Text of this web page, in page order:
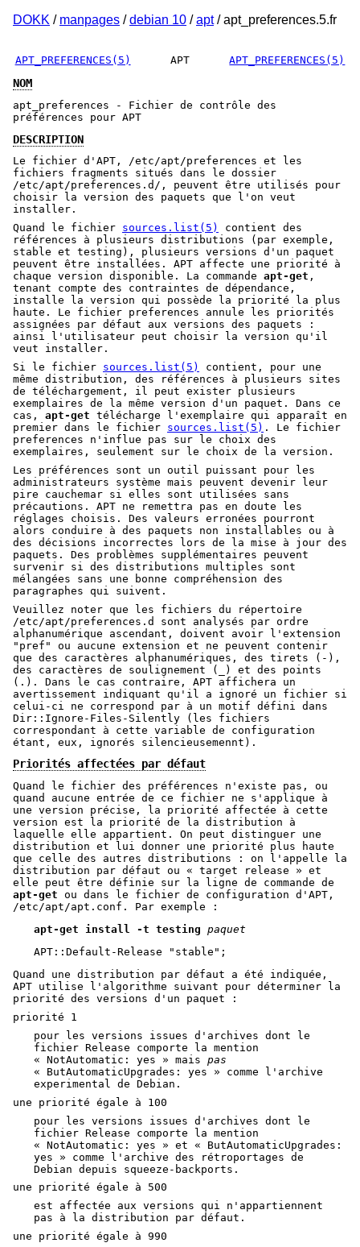
DOKK / manpages /debian 10 /apt/ apt_preferences.5.fr
APT_PREFERENCES(5) APT APT_PREFERENCES(5)
NOM
apt_preferences - Fichier de contrôle des
préférences pour APT
DESCRIPTION
Le fichier d'APT, /etc/apt/preferences et les
fichiers fragments situés dans le dossier
/etc/apt/preferences.d/, peuvent être utilisés pour
choisir la version des paquets que l'on veut
installer.
Quand le fichier sources.list(5)
contient des
références à plusieurs distributions (par exemple,
stable et testing), plusieurs versions d'un paquet
peuvent être installées. APT affecte une priorité à
chaque version disponible. La commande apt-get ,
tenant compte des contraintes de dépendance,
installe la version qui possède la priorité la plus
haute. Le fichier preferences annule les priorités
assignées par défaut aux versions des paquets :
ainsi l'utilisateur peut choisir la version qu'il
veut installer.
Si le fichier sources.list(5)
contient, pour une
même distribution, des références à plusieurs sites
de téléchargement, il peut exister plusieurs
exemplaires de la même version d'un paquet. Dans ce
cas, apt-get télécharge l'exemplaire qui apparaît en
premier dans le fichier sources.list(5) . Le fichier
preferences n'influe pas sur le choix des
exemplaires, seulement sur le choix de la version.
Les préférences sont un outil puissant pour les
administrateurs système mais peuvent devenir leur
pire cauchemar si elles sont utilisées sans
précautions. APT ne remettra pas en doute les
réglages choisis. Des valeurs erronées pourront
alors conduire à des paquets non installables ou à
des décisions incorrectes lors de la mise à jour des
paquets. Des problèmes supplémentaires peuvent
survenir si des distributions multiples sont
mélangées sans une bonne compréhension des
paragraphes qui suivent.
Veuillez noter que les fichiers du répertoire
/etc/apt/preferences.d sont analysés par ordre
alphanumérique ascendant, doivent avoir l'extension
"pref" ou aucune extension et ne peuvent contenir
que des caractères alphanumériques, des tirets (-),
des caractères de soulignement (_) et des points
(.). Dans le cas contraire, APT affichera un
avertissement indiquant qu'il a ignoré un fichier si
celui-ci ne correspond par à un motif défini dans
Dir::Ignore-Files-Silently (les fichiers
correspondant à cette variable de configuration
étant, eux, ignorés silencieusemennt).
Priorités affectées par défaut
Quand le fichier des préférences n'existe pas, ou
quand aucune entrée de ce fichier ne s'applique à
une version précise, la priorité affectée à cette
version est la priorité de la distribution à
laquelle elle appartient. On peut distinguer une
distribution et lui donner une priorité plus haute
que celle des autres distributions : on l'appelle la
distribution par défaut ou « target release » et
elle peut être définie sur la ligne de commande de
apt-get ou dans le fichier de configuration d'APT,
/etc/apt/apt.conf. Par exemple :
apt-get install -t testing paquet
APT::Default-Release "stable";
Quand une distribution par défaut a été indiquée,
APT utilise l'algorithme suivant pour déterminer la
priorité des versions d'un paquet :
priorité 1
pour les versions issues d'archives dont le
fichier Release comporte la mention
« NotAutomatic: yes » mais pas
« ButAutomaticUpgrades: yes » comme l'archive
experimental de Debian.
une priorité égale à 100
pour les versions issues d'archives dont le
fichier Release comporte la mention
« NotAutomatic: yes » et « ButAutomaticUpgrades:
yes » comme l'archive des rétroportages de
Debian depuis squeeze-backports.
une priorité égale à 500
est affectée aux versions qui n'appartiennent
pas à la distribution par défaut.
une priorité égale à 990